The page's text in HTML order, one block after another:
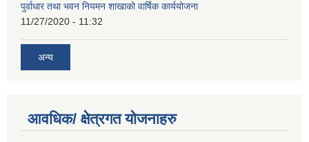
पुर्वाधार तथा भवन नियमन शाखाको वार्षिक कार्ययोजना
11/27/2020 - 11:32
अन्य
आवधिक/ क्षेत्रगत योजनाहरु